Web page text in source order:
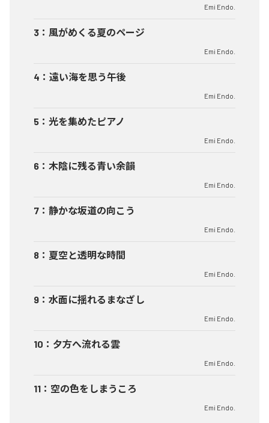
Emi Endo.
3 ： 風がめくる夏のページ
Emi Endo.
4 ： 遠い海を思う午後
Emi Endo.
5 ： 光を集めたピアノ
Emi Endo.
6 ： 木陰に残る青い余韻
Emi Endo.
7 ： 静かな坂道の向こう
Emi Endo.
8 ： 夏空と透明な時間
Emi Endo.
9 ： 水面に揺れるまなざし
Emi Endo.
10 ： 夕方へ流れる雲
Emi Endo.
11 ： 空の色をしまうころ
Emi Endo.